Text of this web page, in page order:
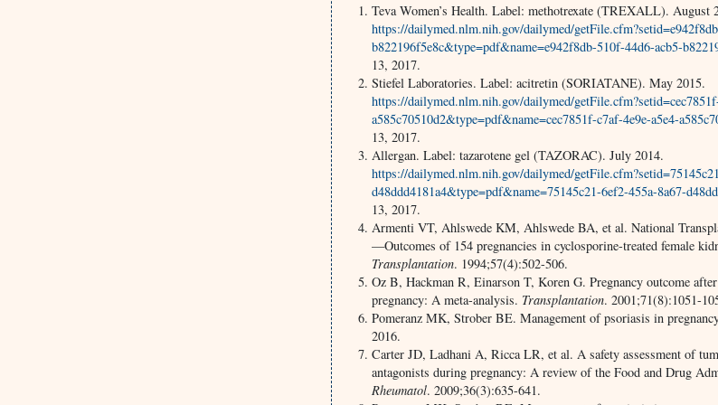
Teva Women’s Health. Label: methotrexate (TREXALL). August
https://dailymed.nlm.nih.gov/dailymed/
b822196f5e8c&type=pdf&name=e942f8db-510f-44d6-acb5-
13, 2017.
Stiefel Laboratories. Label: acitretin (SORIATANE). May 2015.
https://dailymed.nlm.nih.gov/dailymed/
a585c70510d2&type=pdf&name=cec7851f-c7af-4e9e-a5e4-
13, 2017.
Allergan. Label: tazarotene gel (TAZORAC). July 2014.
https://dailymed.nlm.nih.gov/dailymed/
d48ddd4181a4&type=pdf&name=75145c21-6ef2-455a-8a67-
13, 2017.
Armenti VT, Ahlswede KM, Ahlswede BA, et al. National
—Outcomes of 154 pregnancies in cyclosporine-treated female
Transplantation. 1994;57(4):502-506.
Oz B, Hackman R, Einarson T, Koren G. Pregnancy outcome
pregnancy: A meta-analysis. Transplantation. 2001;71(8):1051-
Pomeranz MK, Strober BE. Management of psoriasis in
2016.
Carter JD, Ladhani A, Ricca LR, et al. A safety assessment of
antagonists during pregnancy: A review of the Food and Drug
Rheumatol. 2009;36(3):635-641.